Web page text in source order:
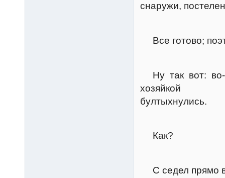
снаружи,
Все готово;
Ну так вот: во-
хозяйкой
бултыхнулись.
Как?
С седел прямо в